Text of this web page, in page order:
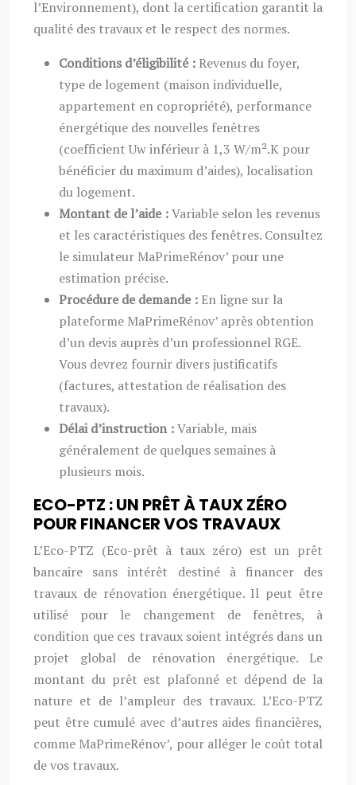
l’Environnement), dont la certification garantit la
qualité des travaux et le respect des normes.
Conditions d’éligibilité : Revenus du foyer,
type de logement (maison individuelle,
appartement en copropriété), performance
énergétique des nouvelles fenêtres
(coefficient Uw inférieur à 1,3 W/m².K pour
bénéficier du maximum d’aides), localisation
du logement.
Montant de l’aide :Variable selon les revenus
et les caractéristiques des fenêtres. Consultez
le simulateur MaPrimeRénov’ pour une
estimation précise.
Procédure de demande : En ligne sur la
plateforme MaPrimeRénov’ après obtention
d’un devis auprès d’un professionnel RGE.
Vous devrez fournir divers justificatifs
(factures, attestation de réalisation des
travaux).
Délai d’instruction :Variable, mais
généralement de quelques semaines à
plusieurs mois.
ECO-PTZ : UN PRÊT À TAUX ZÉRO
POUR FINANCER VOS TRAVAUX
L’Eco-PTZ (Eco-prêt à taux zéro) est un prêt
bancaire sans intérêt destiné à financer des
travaux de rénovation énergétique. Il peut être
utilisé pour le changement de fenêtres, à
condition que ces travaux soient intégrés dans un
projet global de rénovation énergétique. Le
montant du prêt est plafonné et dépend de la
nature et de l’ampleur des travaux. L’Eco-PTZ
peut être cumulé avec d’autres aides financières,
comme MaPrimeRénov’, pour alléger le coût total
de vos travaux.